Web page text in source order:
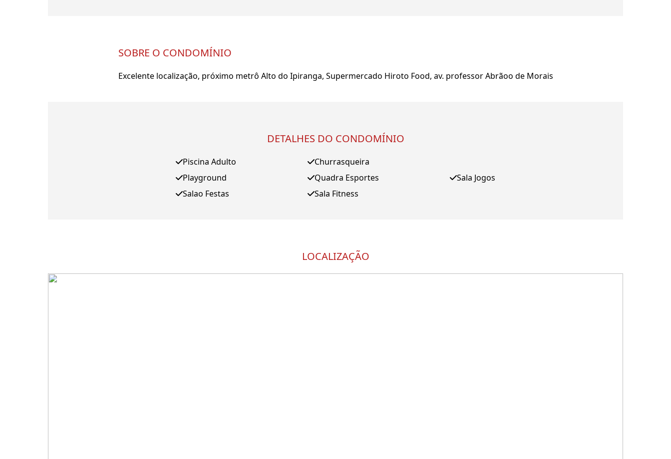
SOBRE O CONDOMÍNIO
Excelente localização, próximo metrô Alto do Ipiranga, Supermercado Hiroto Food, av. professor Abrãoo de Morais
DETALHES DO CONDOMÍNIO
Piscina Adulto
Playground
Salao Festas
Churrasqueira
Quadra Esportes
Sala Fitness
Sala Jogos
LOCALIZAÇÃO